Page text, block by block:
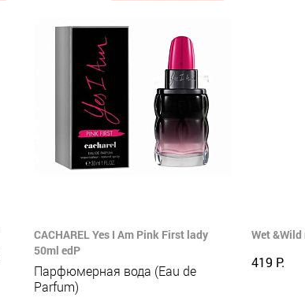
CACHAREL Yes I Am Pink First lady
50ml edP
Парфюмерная вода (Eau de
Parfum)
Wet
419 Р.